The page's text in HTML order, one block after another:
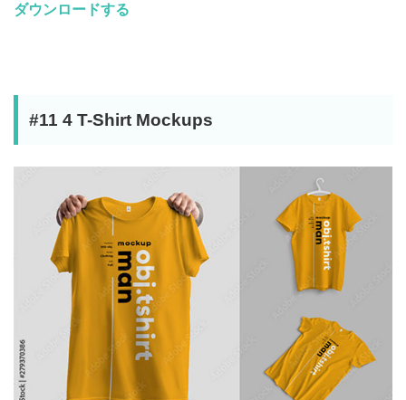
ダウンロードする
#11 4 T-Shirt Mockups